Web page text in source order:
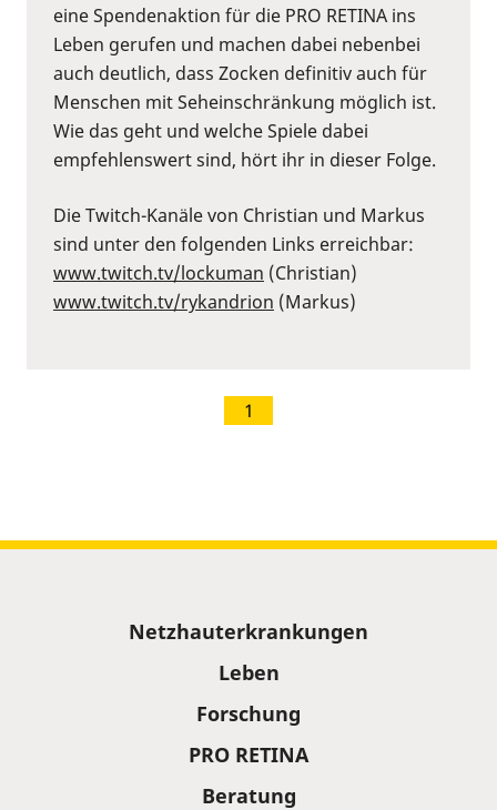
eine Spendenaktion für die PRO RETINA ins
Leben gerufen und machen dabei nebenbei
auch deutlich, dass Zocken definitiv auch für
Menschen mit Seheinschränkung möglich ist.
Wie das geht und welche Spiele dabei
empfehlenswert sind, hört ihr in dieser Folge.
Die Twitch-Kanäle von Christian und Markus
sind unter den folgenden Links erreichbar:
⁠www.twitch.tv/lockuman ⁠ (Christian)
⁠www.twitch.tv/rykandrion ⁠ (Markus)
1
Netzhauterkrankungen
Leben
Forschung
PRO RETINA
Beratung